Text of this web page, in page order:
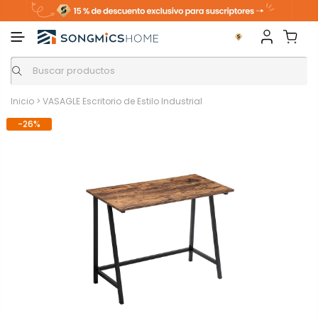
Inicio > VASAGLE Escritorio de Estilo Industrial
-26%